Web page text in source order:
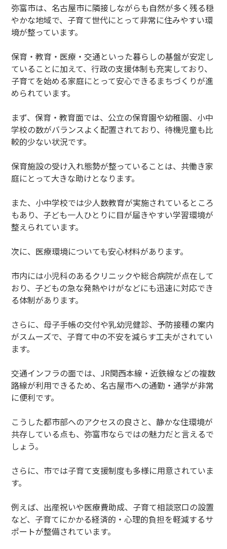
弥富市は、名古屋市に隣接しながらも自然が多く残る穏
やかな地域で、子育て世代にとって非常に住みやすい環
境が整っています。
保育・教育・医療・交通といった暮らしの基盤が安定し
ていることに加えて、行政の支援体制も充実しており、
子育てを始める家庭にとって安心できるまちづくりが進
められています。
まず、保育・教育面では、公立の保育園や幼稚園、小中
学校の数がバランスよく配置されており、待機児童も比
較的少ない状況です。
保育施設の受け入れ態勢が整っていることは、共働き家
庭にとって大きな助けとなります。
また、小中学校では少人数教育が実施されているところ
もあり、子ども一人ひとりに目が届きやすい学習環境が
整えられています。
次に、医療環境についても安心材料があります。
市内には小児科のあるクリニックや総合病院が点在して
おり、子どもの急な発熱やけがなどにも迅速に対応でき
る体制があります。
さらに、母子手帳の交付や乳幼児健診、予防接種の案内
がスムーズで、子育て中の不安を減らす工夫がされてい
ます。
交通インフラの面では、JR関西本線・近鉄線などの複数
路線が利用できるため、名古屋市への通勤・通学が非常
に便利です。
こうした都市部へのアクセスの良さと、静かな住環境が
共存している点も、弥富市ならではの魅力だと言えるで
しょう。
さらに、市では子育て支援制度も多様に用意されていま
す。
例えば、出産祝いや医療費助成、子育て相談窓口の設置
など、子育てにかかる経済的・心理的負担を軽減するサ
ポートが整備されています。